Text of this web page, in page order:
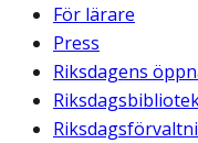
För lärare
Press
Riksdagens